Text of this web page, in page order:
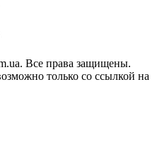
Все права защищены.
только со ссылкой на